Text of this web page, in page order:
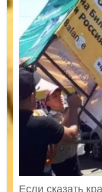
Если сказать